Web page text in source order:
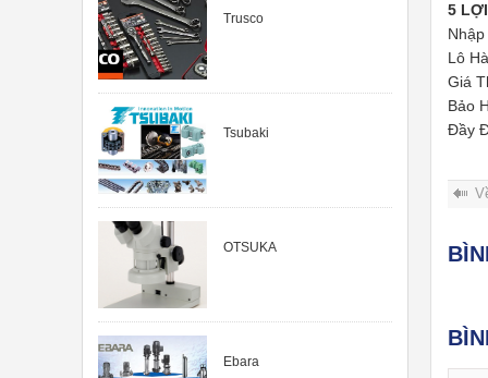
Trusco
Tsubaki
OTSUKA
Ebara
5
Lô
Giá
Bảo
Đầy